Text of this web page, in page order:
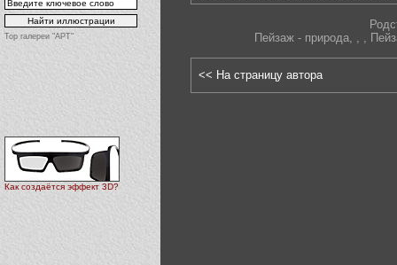
Top галереи "АРТ"
Как создаётся эффект 3D?
Пейзаж - природа, , ,
<< На страницу автора